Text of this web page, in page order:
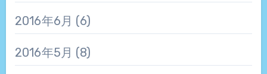
2016年6月 (6)
2016年5月 (8)